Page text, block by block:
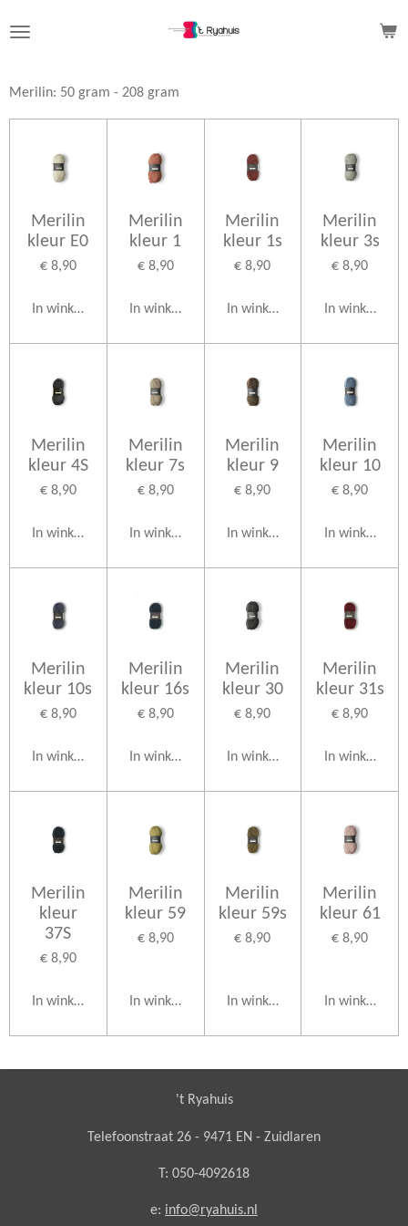
direct
de
Merilin: 50 gram - 208 gram
Merilin
kleur E0
€ 8,90
In winkelwagen
Merilin
kleur 1
€ 8,90
In winkelwagen
Merilin
kleur 1s
€ 8,90
In winkelwagen
Merilin
kleur 3s
€ 8,90
In
Merilin
kleur 4S
€ 8,90
In winkelwagen
Merilin
kleur 7s
€ 8,90
In winkelwagen
Merilin
kleur 9
€ 8,90
In winkelwagen
Merilin
kleur 10
€ 8,90
In
Merilin
kleur 10s
€ 8,90
In winkelwagen
Merilin
kleur 16s
€ 8,90
In winkelwagen
Merilin
kleur 30
€ 8,90
In winkelwagen
Merilin
kleur 31s
€ 8,90
In
Merilin
kleur
37S
€ 8,90
In winkelwagen
Merilin
kleur 59
€ 8,90
In winkelwagen
Merilin
kleur 59s
€ 8,90
In winkelwagen
Merilin
kleur 61
€ 8,90
In
't Ryahuis
Telefoonstraat 26 - 9471 EN - Zuidlaren
T: 050-4092618
e: info@ryahuis.nl